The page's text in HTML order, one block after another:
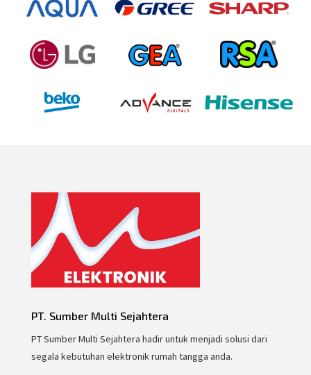
PT. Sumber Multi Sejahtera
PT Sumber Multi Sejahtera hadir untuk menjadi solusi dari
segala kebutuhan elektronik rumah tangga anda.